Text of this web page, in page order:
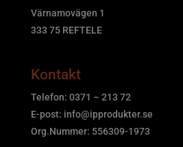
Värnamovägen 1
333 75 REFTELE
Kontakt
Telefon: 0371 – 213 72
E-post: info@ipprodukter.se
Org.Nummer: 556309-1973